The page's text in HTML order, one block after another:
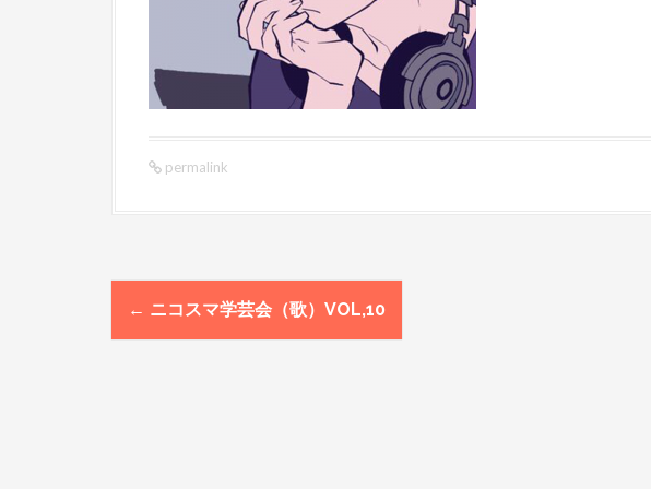
permalink
o
← ニコスマ学芸会（歌）VOL,10